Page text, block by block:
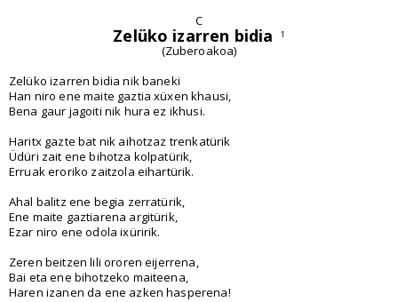
C
Zelüko izarren bidia 1
(Zuberoakoa)
Zelüko izarren bidia nik baneki
Han niro ene maite gaztia xüxen khausi,
Bena gaur jagoiti nik hura ez ikhusi.
Haritx gazte bat nik aihotzaz trenkatürik
Üdüri zait ene bihotza kolpatürik,
Erruak eroriko zaitzola eihartürik.
Ahal balitz ene begia zerratürik,
Ene maite gaztiarena argitürik,
Ezar niro ene odola ixüririk.
Zeren beitzen lili ororen eijerrena,
Bai eta ene bihotzeko maiteena,
Haren izanen da ene azken hasperena!